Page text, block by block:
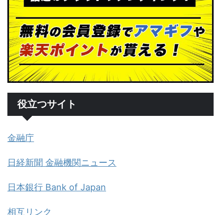
役立つサイト
金融庁
日経新聞 金融機関ニュース
日本銀行 Bank of Japan
相互リンク